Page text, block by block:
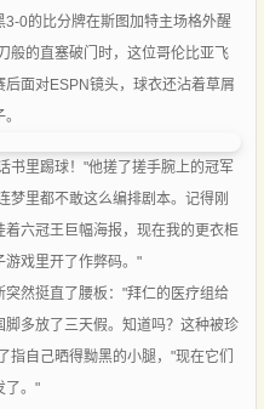
0的比分牌在斯图加特主场格外醒
般的直塞破门时，这位哥伦比亚飞
面对ESPN镜头，球衣还沾着草屑
里踢球！"他搓了搓手腕上的冠军
梦里都不敢这么编排剧本。记得刚
六冠王巨幅海报，现在我的更衣柜
戏里开了作弊码。"
然挺直了腰板："拜仁的医疗组给
多放了三天假。知道吗？这种被珍
自己晒得黝黑的小腿，"现在它们
了。"